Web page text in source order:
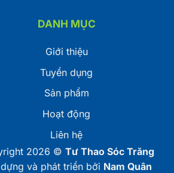
DANH MỤC
Giới thiệu
Tuyển dụng
Sản phẩm
Hoạt động
Liên hệ
2026 © Tư Thao Sóc Trăng
và phát triển bởi Nam Quân